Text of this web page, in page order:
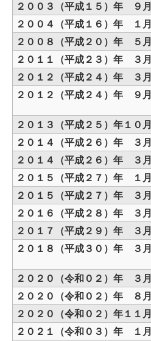
２００３（平成１５）年 ９月
２００４（平成１６）年 １月
２００８（平成２０）年 ５月
２０１１（平成２３）年 ３月
２０１２（平成２４）年 ３月
２０１２（平成２４）年 ９月
２０１３（平成２５）年１０月
２０１４（平成２６）年 ３月
２０１４（平成２６）年 ３月
２０１５（平成２７）年 １月
２０１５（平成２７）年 ３月
２０１６（平成２８）年 ３月
２０１７（平成２９）年 ３月
２０１８（平成３０）年 ３月
２０２０（令和０２）年 ３月
２０２０（令和０２）年 ８月
２０２０（令和０２）年１１月
２０２１（令和０３）年 １月